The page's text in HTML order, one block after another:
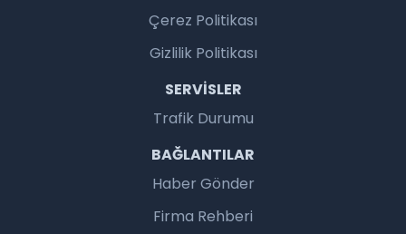
Çerez Politikası
Gizlilik Politikası
SERVISLER
Trafik Durumu
BAĞLANTILAR
Haber Gönder
Firma Rehberi